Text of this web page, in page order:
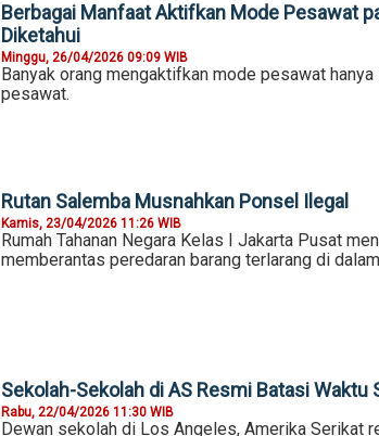
Berbagai Manfaat Aktifkan Mode Pesawat
Diketahui
Minggu, 26/04/2026 09:09 WIB
Banyak orang mengaktifkan mode pesawat
pesawat.
Rutan Salemba Musnahkan Ponsel Ilegal
Kamis, 23/04/2026 11:26 WIB
Rumah Tahanan Negara Kelas I Jakarta Pusat
memberantas peredaran barang terlarang di
Sekolah-Sekolah di AS Resmi Batasi Waktu
Rabu, 22/04/2026 11:30 WIB
Dewan sekolah di Los Angeles, Amerika Serikat